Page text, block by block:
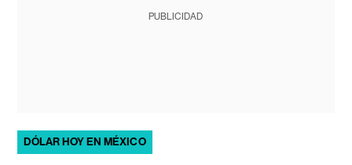
PUBLICIDAD
DÓLAR HOY EN MÉXICO